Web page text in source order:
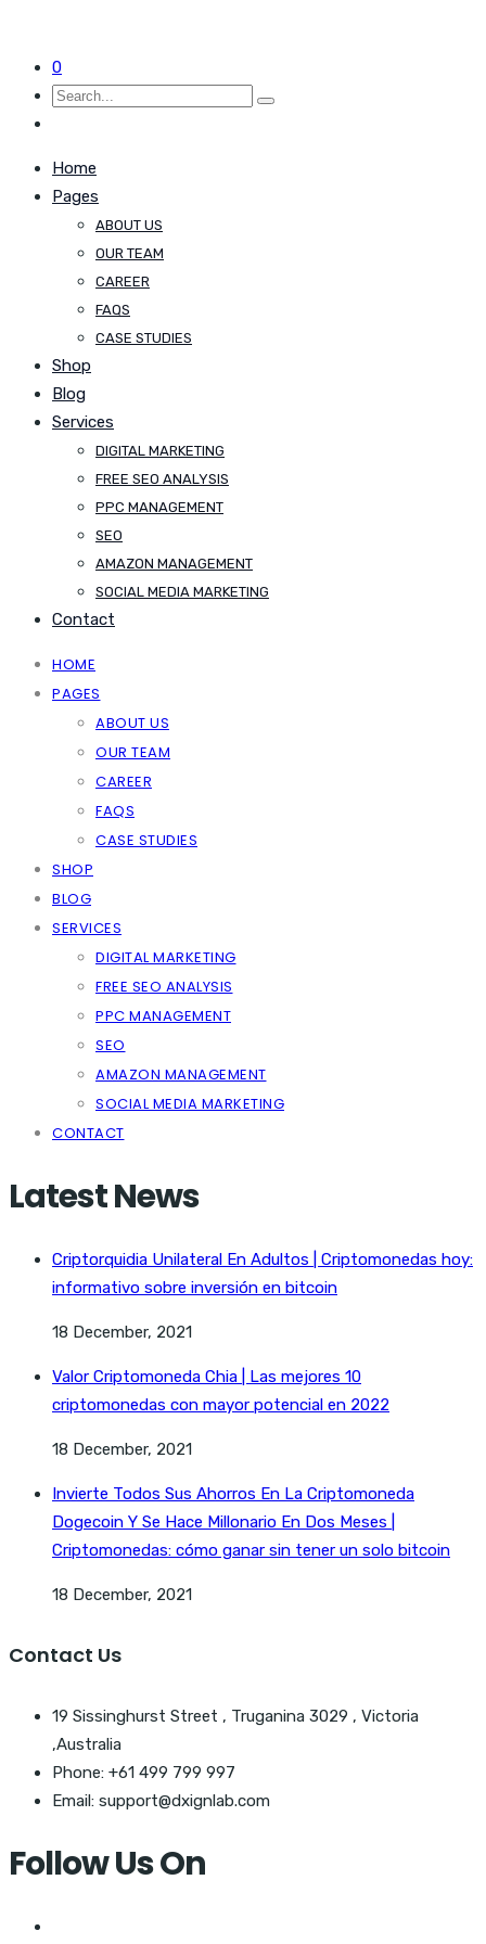
0
Home
Pages
ABOUT US
OUR TEAM
CAREER
FAQS
CASE STUDIES
Shop
Blog
Services
DIGITAL MARKETING
FREE SEO ANALYSIS
PPC MANAGEMENT
SEO
AMAZON MANAGEMENT
SOCIAL MEDIA MARKETING
Contact
HOME
PAGES
ABOUT US
OUR TEAM
CAREER
FAQS
CASE STUDIES
SHOP
BLOG
SERVICES
DIGITAL MARKETING
FREE SEO ANALYSIS
PPC MANAGEMENT
SEO
AMAZON MANAGEMENT
SOCIAL MEDIA MARKETING
CONTACT
Latest News
Criptorquidia Unilateral En Adultos | Criptomonedas hoy:
informativo sobre inversión en bitcoin
18 December, 2021
Valor Criptomoneda Chia | Las mejores 10
criptomonedas con mayor potencial en 2022
18 December, 2021
Invierte Todos Sus Ahorros En La Criptomoneda
Dogecoin Y Se Hace Millonario En Dos Meses |
Criptomonedas: cómo ganar sin tener un solo bitcoin
18 December, 2021
Contact Us
19 Sissinghurst Street , Truganina 3029 , Victoria
,Australia
Phone: +61 499 799 997
Email: support@dxignlab.com
Follow Us On